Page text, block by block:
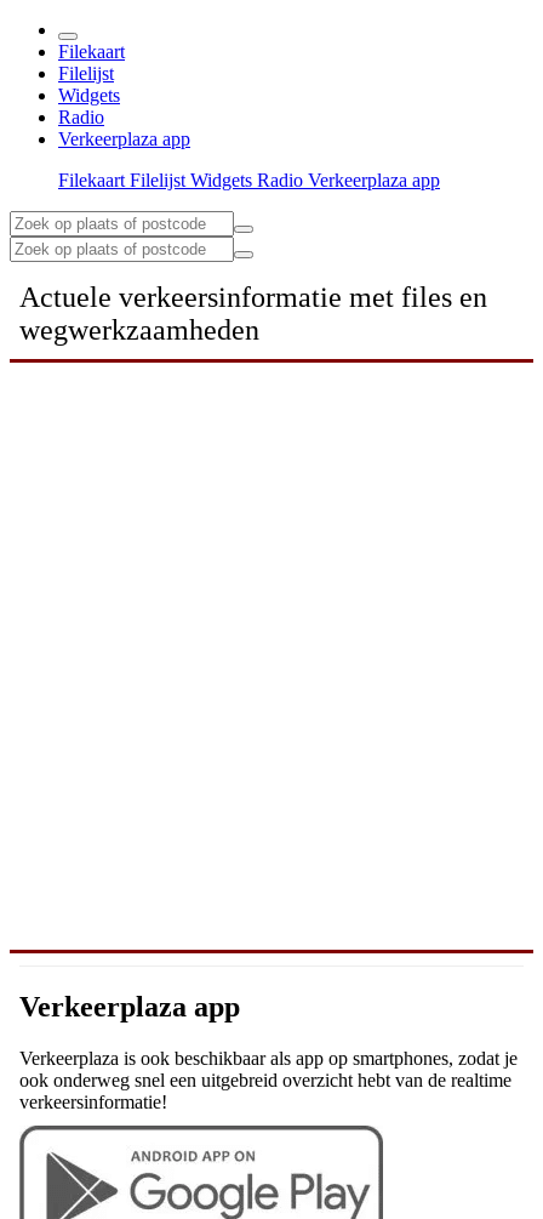
Filekaart
Filelijst
Widgets
Radio
Verkeerplaza app
Filekaart Filelijst Widgets Radio Verkeerplaza app
Actuele verkeersinformatie met files en
wegwerkzaamheden
Verkeerplaza app
Verkeerplaza is ook beschikbaar als app op smartphones, zodat je
ook onderweg snel een uitgebreid overzicht hebt van de realtime
verkeersinformatie!